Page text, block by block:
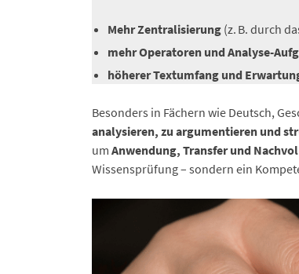
Mehr Zentralisierung (z. B. durch
mehr Operatoren und Analyse-
höherer Textumfang und
Besonders in Fächern wie Deutsch,
analysieren, zu argumentieren und
um Anwendung, Transfer und
Wissensprüfung – sondern ein